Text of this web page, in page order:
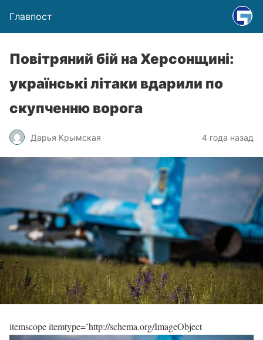
Главпост
Повітряний бій на Херсонщині:
українські літаки вдарили по
скупченню ворога
Дарья Крымская 4 года назад
itemscope itemtype=’http://schema.org/ImageObject